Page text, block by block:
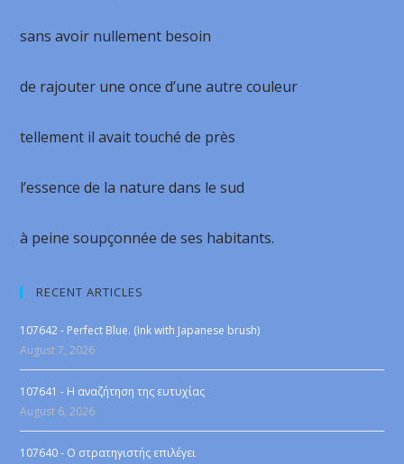
sans avoir nullement besoin
de rajouter une once d’une autre couleur
tellement il avait touché de près
l’essence de la nature dans le sud
à peine soupçonnée de ses habitants.
RECENT ARTICLES
107642 - Perfect Blue. (Ink with Japanese brush)
August 7, 2026
107641 - Η αναζήτηση της ευτυχίας
August 6, 2026
107640 - Ο στρατηγιστής επιλέγει